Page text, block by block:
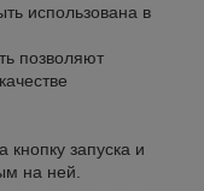
использована в
позволяют
запуска и
на ней.